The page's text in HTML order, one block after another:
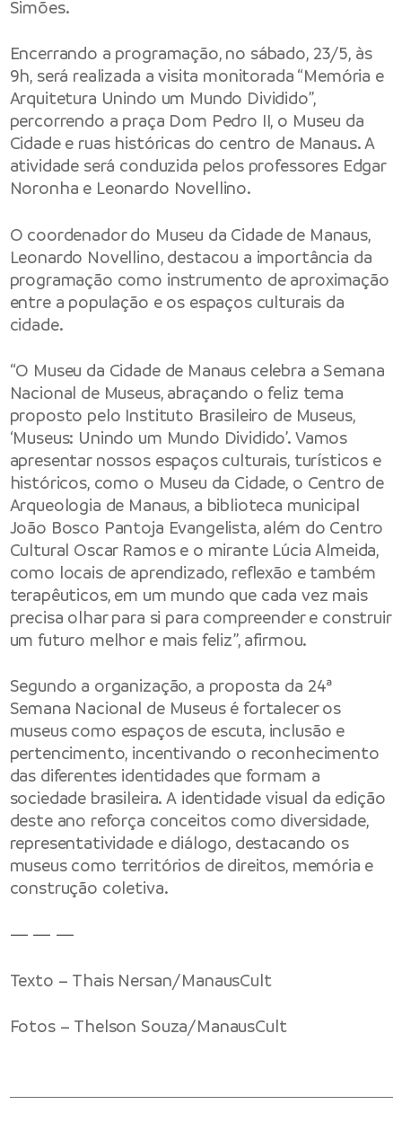
Simões.
Encerrando a programação, no sábado, 23/5, às
9h, será realizada a visita monitorada “Memória e
Arquitetura Unindo um Mundo Dividido”,
percorrendo a praça Dom Pedro II, o Museu da
Cidade e ruas históricas do centro de Manaus. A
atividade será conduzida pelos professores Edgar
Noronha e Leonardo Novellino.
O coordenador do Museu da Cidade de Manaus,
Leonardo Novellino, destacou a importância da
programação como instrumento de aproximação
entre a população e os espaços culturais da
cidade.
“O Museu da Cidade de Manaus celebra a Semana
Nacional de Museus, abraçando o feliz tema
proposto pelo Instituto Brasileiro de Museus,
‘Museus: Unindo um Mundo Dividido’. Vamos
apresentar nossos espaços culturais, turísticos e
históricos, como o Museu da Cidade, o Centro de
Arqueologia de Manaus, a biblioteca municipal
João Bosco Pantoja Evangelista, além do Centro
Cultural Oscar Ramos e o mirante Lúcia Almeida,
como locais de aprendizado, reflexão e também
terapêuticos, em um mundo que cada vez mais
precisa olhar para si para compreender e construir
um futuro melhor e mais feliz”, afirmou.
Segundo a organização, a proposta da 24ª
Semana Nacional de Museus é fortalecer os
museus como espaços de escuta, inclusão e
pertencimento, incentivando o reconhecimento
das diferentes identidades que formam a
sociedade brasileira. A identidade visual da edição
deste ano reforça conceitos como diversidade,
representatividade e diálogo, destacando os
museus como territórios de direitos, memória e
construção coletiva.
— — —
Texto – Thais Nersan/ManausCult
Fotos – Thelson Souza/ManausCult